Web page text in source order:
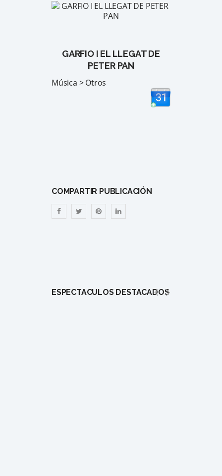
GARFIO I EL LLEGAT DE
PETER PAN
Música > Otros
COMPARTIR PUBLICACIÓN
ESPECTÁCULOS DESTACADOS